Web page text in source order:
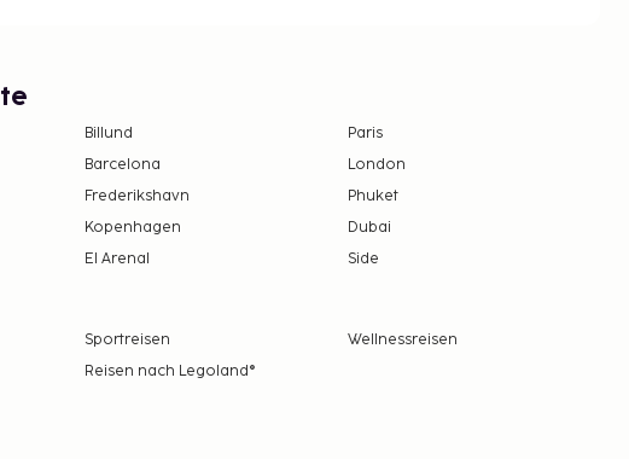
Billund
Paris
Barcelona
London
Frederikshavn
Phuket
Kopenhagen
Dubai
El Arenal Side
Sportreisen
Wellnessreisen
Reisen nach Legoland®